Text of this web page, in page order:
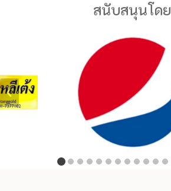
สนับสนุนโดย